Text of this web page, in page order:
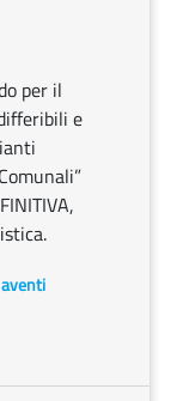
per il
e